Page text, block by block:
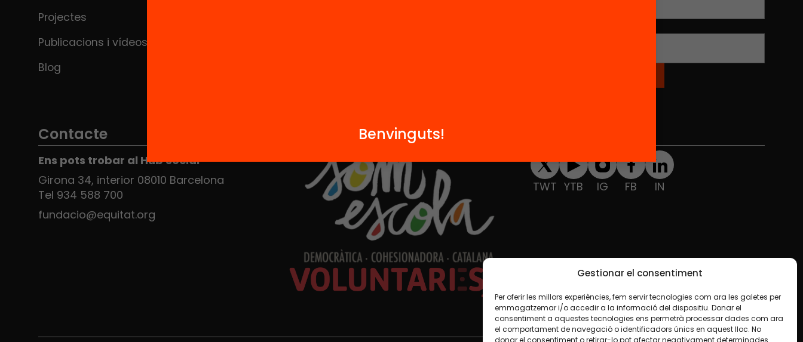
Gestionar el consentiment
Per oferir les millors experiències, fem servir tecnologies com ara les galetes per
emmagatzemar i/o accedir a la informació del dispositiu. Donar el
consentiment a aquestes tecnologies ens permetrà processar dades com ara
el comportament de navegació o identificadors únics en aquest lloc. No
donar el consentiment o retirar-lo pot afectar negativament determinades
Projectes
Publicacions i vídeos
Blog
Contacte
Ens pots trobar al Hub Social
Girona 34, interior 08010 Barcelona
Tel 934 588 700
fundacio@equitat.org
Formem part de...
TWT YTB IG FB IN
Benvinguts!